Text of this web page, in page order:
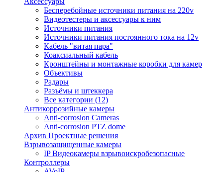
Бесперебойные источники питания на 220v
Видеотестеры и аксессуары к ним
Источники питания
Источники питания постоянного тока на 12v
Кабель "витая пара"
Коаксиальный кабель
Кронштейны и монтажные коробки для камер
Объективы
Радары
Разъёмы и штеккера
Все категории (12)
Антикоррозийные камеры
Anti-corrosion Cameras
Anti-corrosion PTZ dome
Архив Проектные решения
Взрывозащищенные камеры
IP Видеокамеры взрывоискробезопасные
Контроллеры